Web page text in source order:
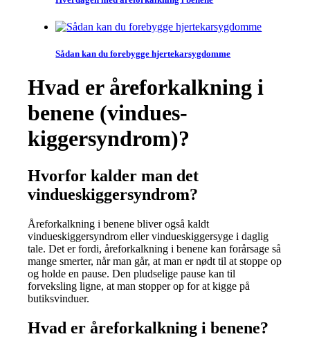
Sådan kan du forebygge hjertekar­sygdomme
Hvad er åreforkalkning i
benene (vindues­
kiggersyndrom)?
Hvorfor kalder man det
vindueskiggersyndrom?
Åreforkalkning i benene bliver også kaldt
vindueskiggersyndrom eller vindueskiggersyge i daglig
tale. Det er fordi, åreforkalkning i benene kan forårsage så
mange smerter, når man går, at man er nødt til at stoppe op
og holde en pause. Den pludselige pause kan til
forveksling ligne, at man stopper op for at kigge på
butiksvinduer.
Hvad er åreforkalkning i benene?